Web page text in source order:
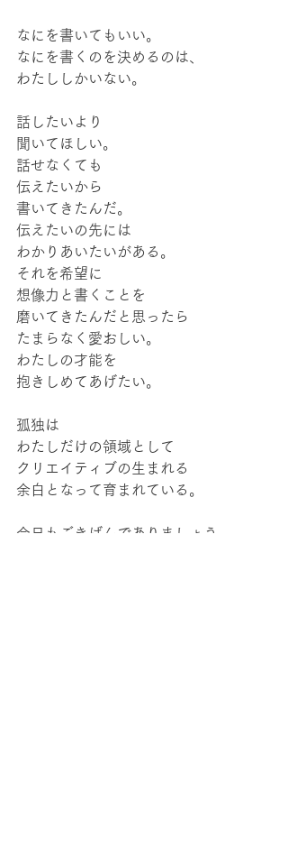
なにを書いてもいい。
なにを書くのを決めるのは、
わたししかいない。
話したいより
聞いてほしい。
話せなくても
伝えたいから
書いてきたんだ。
伝えたいの先には
わかりあいたいがある。
それを希望に
想像力と書くことを
磨いてきたんだと思ったら
たまらなく愛おしい。
わたしの才能を
抱きしめてあげたい。
孤独は
わたしだけの領域として
クリエイティブの生まれる
余白となって育まれている。
今日もごきげんでありましょう。